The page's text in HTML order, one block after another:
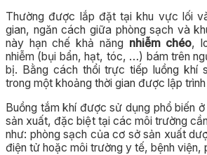
Thường được lắp đặt tại khu vực lối
gian, ngăn cách giữa phòng sạch và
này hạn chế khả năng nhiễm chéo,
nhiễm (bụi bẩn, hạt, tóc, …) bám trên
bị. Bằng cách thổi trực tiếp luồng khí
trong một khoảng thời gian được lập trình
Buồng tắm khí được sử dụng phổ biến
sản xuất, đặc biệt tại các môi trường
như: phòng sạch của cơ sở sản xuất
điện tử hoặc môi trường y tế, bệnh viện,